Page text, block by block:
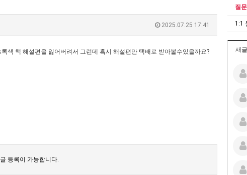
2025.07.25 17:41
색 책 해설편을 잃어버려서 그런데 혹시 해설편만 택배로 받아볼수있을까요?
등록이 가능합니다.
질
1:1
새글